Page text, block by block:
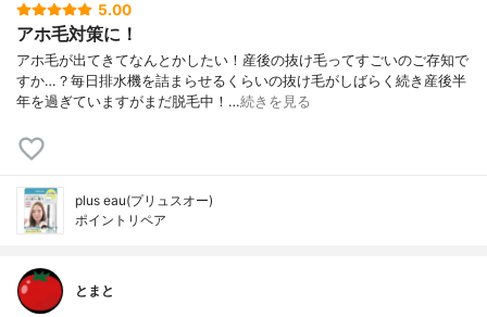
5.00
アホ毛対策に！
アホ毛が出てきてなんとかしたい！⁡産後の抜け毛ってすごいのご存知で
すか…？毎日排水機を詰まらせるくらいの抜け毛がしばらく続き産後半
年を過ぎていますがまだ脱毛中！…続きを見る
plus eau(プリュスオー)
ポイントリペア
とまと